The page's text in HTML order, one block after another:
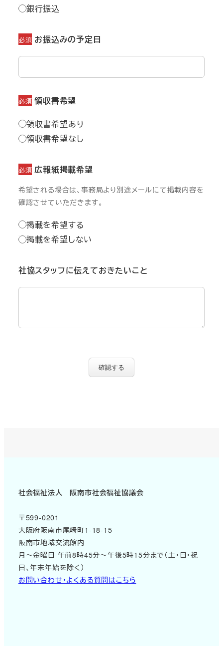
銀行振込
必須 お振込みの予定日
必須 領収書希望
領収書希望あり
領収書希望なし
必須 広報紙掲載希望
希望される場合は、事務局より別途メールにて掲載内容を
確認させていただきます。
掲載を希望する
掲載を希望しない
社協スタッフに伝えておきたいこと
確認する
社会福祉法人 阪南市社会福祉協議会
〒599-0201
大阪府阪南市尾崎町1-18-15
阪南市地域交流館内
月～金曜日 午前8時45分～午後5時15分まで（土・日・祝
日、年末年始を除く）
お問い合わせ・よくある質問はこちら